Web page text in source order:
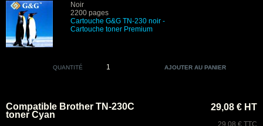
Noir
2200 pages
Cartouche G&G TN-230 noir -
Cartouche toner Premium
QUANTITÉ
Compatible Brother TN-230C
toner Cyan
29,08 € HT
29,08 € TTC